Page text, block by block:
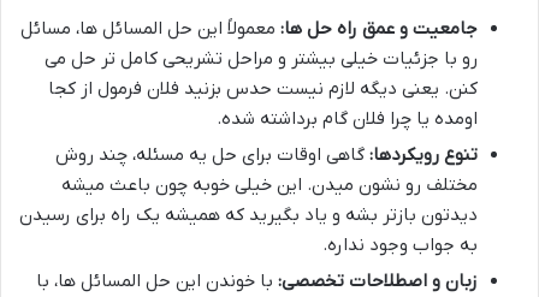
جامعیت و عمق راه حل ها: معمولاً این حل المسائل ها، مسائل
رو با جزئیات خیلی بیشتر و مراحل تشریحی کامل تر حل می
کنن. یعنی دیگه لازم نیست حدس بزنید فلان فرمول از کجا
اومده یا چرا فلان گام برداشته شده.
تنوع رویکردها: گاهی اوقات برای حل یه مسئله، چند روش
مختلف رو نشون میدن. این خیلی خوبه چون باعث میشه
دیدتون بازتر بشه و یاد بگیرید که همیشه یک راه برای رسیدن
به جواب وجود نداره.
زبان و اصطلاحات تخصصی: با خوندن این حل المسائل ها، با